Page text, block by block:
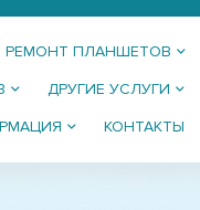
РЕМОНТ ПЛАНШЕТОВ
ДРУГИЕ УСЛУГИ
КОНТАКТЫ